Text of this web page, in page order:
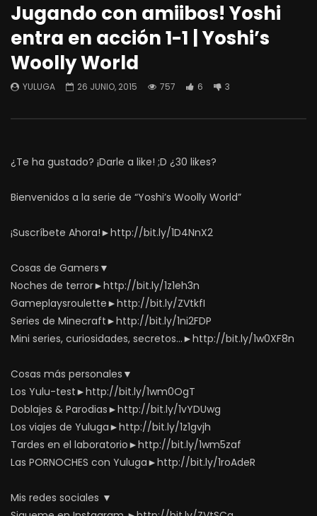
Jugando con amiibos! Yoshi
entra en acción 1-1 | Yoshi’s
Woolly World
YULUGA 26 JUNIO, 2015 757 6 3
¿Te ha gustado? ¡Darle a like! ;D ¿30 likes?
Bienvenidos a la serie de “Yoshi’s Woolly World”
¡Suscríbete Ahora!►http://bit.ly/1D4NnX2
Cosas de Gamers▼
Noches de terror►http://bit.ly/1z1eh3n
Gameplaysroulette►http://bit.ly/ZVtkfI
Series de Minecraft►http://bit.ly/1ni2FDP
Mini series, curiosidades, secretos…►http://bit.ly/1w0XF8n
Cosas más personales▼
Los Yulu-test►http://bit.ly/1wm0OgT
Doblajes & Parodias►http://bit.ly/1vYDUwg
Los viajes de Yuluga►http://bit.ly/1z1gvjh
Tardes en el laboratorio►http://bit.ly/1wm5zaf
Las PORNOCHES con Yuluga►http://bit.ly/1roAdeR
Mis redes sociales ▼